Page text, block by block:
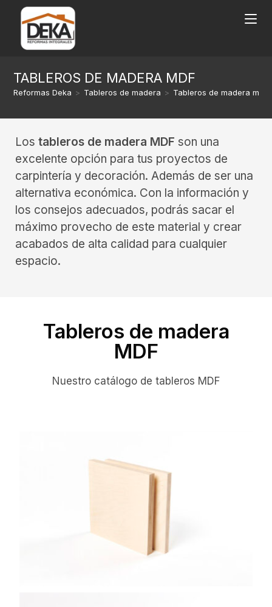
TABLEROS DE MADERA MDF
Reformas Deka > Tableros de madera > Tableros de madera mdf
Los tableros de madera MDF son una
excelente opción para tus proyectos de
carpintería y decoración. Además de ser una
alternativa económica. Con la información y
los consejos adecuados, podrás sacar el
máximo provecho de este material y crear
acabados de alta calidad para cualquier
espacio.
Tableros de madera
MDF
Nuestro catálogo de tableros MDF